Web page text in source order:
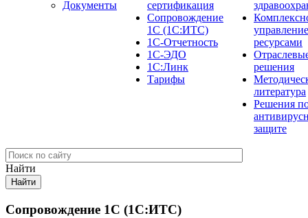
Документы
сертификация
Сопровождение
1С (1С:ИТС)
1С-Отчетность
1С-ЭДО
1С:Линк
Тарифы
управление
ресурсами
решения
литература
Решения
защите
Найти
Сопровождение 1С (1С:ИТС)